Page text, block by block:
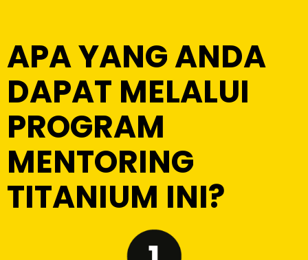
APA YANG ANDA
DAPAT MELALUI
PROGRAM
MENTORING
TITANIUM INI?